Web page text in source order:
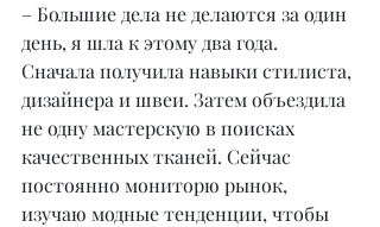
– Большие дела не делаются за один
день, я шла к этому два года.
Сначала получила навыки стилиста,
дизайнера и швеи. Затем объездила
не одну мастерскую в поисках
качественных тканей. Сейчас
постоянно мониторю рынок,
изучаю модные тенденции, чтобы